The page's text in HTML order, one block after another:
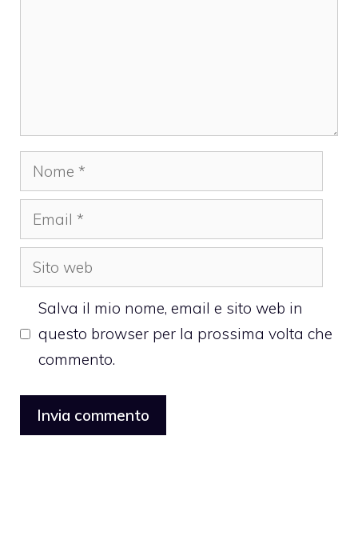
Nome
Email
Sito
web
Salva il mio nome, email e sito web in
questo browser per la prossima volta che
commento.